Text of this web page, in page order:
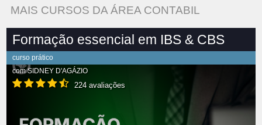
MAIS CURSOS DA ÁREA CONTABIL
Formação essencial em IBS & CBS
curso prático
comSIDNEY D'AGÁZIO
224 avaliações